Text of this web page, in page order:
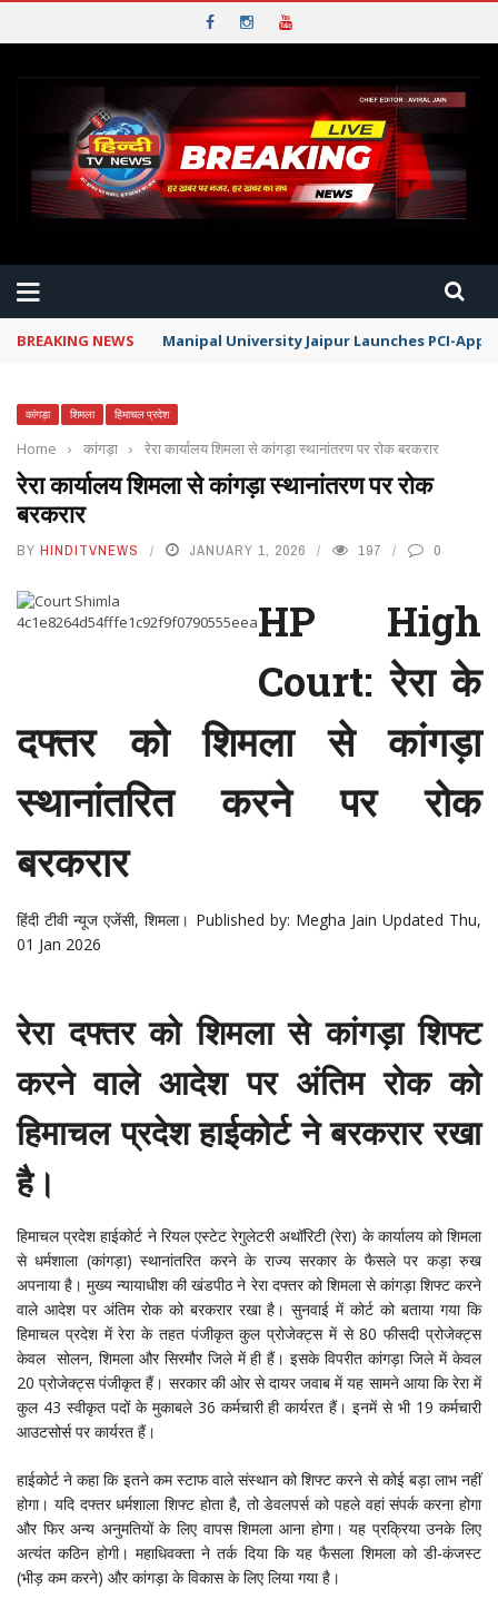
BREAKING NEWS Manipal University Jaipur Launches PCI-
कांगड़ा शिमला हिमाचल प्रदेश
Home › कांगड़ा › रेरा कार्यालय शिमला से कांगड़ा स्थानांतरण पर रोक बरकरार
रेरा कार्यालय शिमला से कांगड़ा स्थानांतरण पर रोक
बरकरार
BY HINDITVNEWS JANUARY 1, 2026 197 0
HP High
Court: रेरा के
दफ्तर को शिमला से कांगड़ा
स्थानांतरित करने पर रोक
बरकरार
हिंदी टीवी न्यूज एजेंसी, शिमला। Published by: Megha Jain Updated Thu,
01 Jan 2026
रेरा दफ्तर को शिमला से कांगड़ा शिफ्ट
करने वाले आदेश पर अंतिम रोक को
हिमाचल प्रदेश हाईकोर्ट ने बरकरार रखा
है।
हिमाचल प्रदेश हाईकोर्ट ने रियल एस्टेट रेगुलेटरी अथॉरिटी (रेरा) के कार्यालय को शिमला
से धर्मशाला (कांगड़ा) स्थानांतरित करने के राज्य सरकार के फैसले पर कड़ा रुख
अपनाया है। मुख्य न्यायाधीश की खंडपीठ ने रेरा दफ्तर को शिमला से कांगड़ा शिफ्ट करने
वाले आदेश पर अंतिम रोक को बरकरार रखा है। सुनवाई में कोर्ट को बताया गया कि
हिमाचल प्रदेश में रेरा के तहत पंजीकृत कुल प्रोजेक्ट्स में से 80 फीसदी प्रोजेक्ट्स
केवल सोलन, शिमला और सिरमौर जिले में ही हैं। इसके विपरीत कांगड़ा जिले में केवल
20 प्रोजेक्ट्स पंजीकृत हैं। सरकार की ओर से दायर जवाब में यह सामने आया कि रेरा में
कुल 43 स्वीकृत पदों के मुकाबले 36 कर्मचारी ही कार्यरत हैं। इनमें से भी 19 कर्मचारी
आउटसोर्स पर कार्यरत हैं।
हाईकोर्ट ने कहा कि इतने कम स्टाफ वाले संस्थान को शिफ्ट करने से कोई बड़ा लाभ नहीं
होगा। यदि दफ्तर धर्मशाला शिफ्ट होता है, तो डेवलपर्स को पहले वहां संपर्क करना होगा
और फिर अन्य अनुमतियों के लिए वापस शिमला आना होगा। यह प्रक्रिया उनके लिए
अत्यंत कठिन होगी। महाधिवक्ता ने तर्क दिया कि यह फैसला शिमला को डी-कंजस्ट
(भीड़ कम करने) और कांगड़ा के विकास के लिए लिया गया है।